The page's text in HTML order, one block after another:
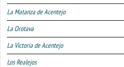
La Matanza de Acentejo
La Orotava
La Victoria de Acentejo
Los Realejos